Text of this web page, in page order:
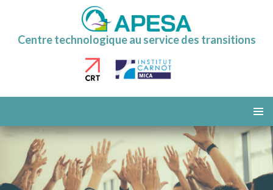
Centre technologique au service des transitions
MENU
AU
CONTENU